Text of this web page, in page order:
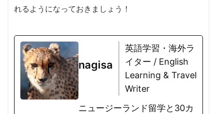
れるようになっておきましょう！
nagisa
英語学習・海外ラ
イター / English
Learning & Travel
Writer
ニュージーランド留学と30カ